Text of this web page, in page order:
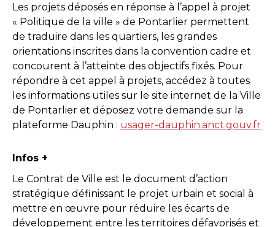
Les projets déposés en réponse à l’appel à projet
« Politique de la ville » de Pontarlier permettent
de traduire dans les quartiers, les grandes
orientations inscrites dans la convention cadre et
concourent à l’atteinte des objectifs fixés. Pour
répondre à cet appel à projets, accédez à toutes
les informations utiles sur le site internet de la Ville
de Pontarlier et déposez votre demande sur la
plateforme Dauphin : usager-dauphin.anct.gouv.fr
Infos +
Le Contrat de Ville est le document d’action
stratégique définissant le projet urbain et social à
mettre en œuvre pour réduire les écarts de
développement entre les territoires défavorisés et